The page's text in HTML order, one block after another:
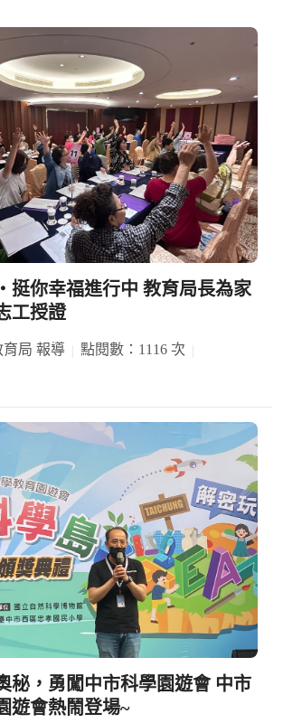
挺你幸福進行中 教育局長為家
工授證
育局 報導 點閱數：1116 次
秘，勇闖中市科學園遊會 中市
遊會熱鬧登場~